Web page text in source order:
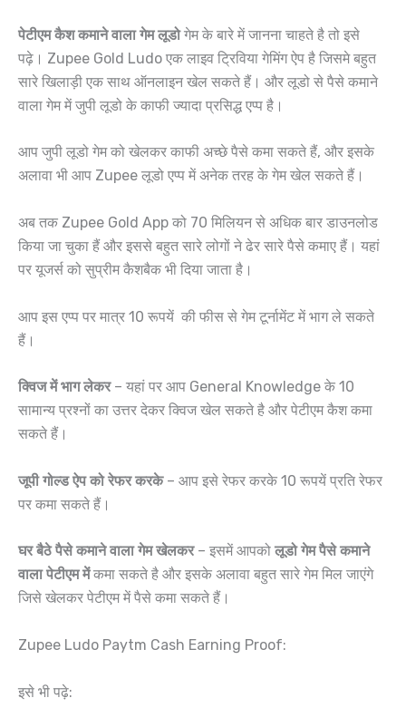
पेटीएम कैश कमाने वाला गेम लूडोगेम के बारे में जानना चाहते है तो इसे
पढ़े। Zupee Gold Ludo एक लाइव ट्रिविया गेमिंग ऐप है जिसमे बहुत
सारे खिलाड़ी एक साथ ऑनलाइन खेल सकते हैं। और लूडो से पैसे कमाने
वाला गेम में जुपी लूडो के काफी ज्यादा प्रसिद्ध एप्प है।
आप जुपी लूडो गेम को खेलकर काफी अच्छे पैसे कमा सकते हैं, और इसके
अलावा भी आप Zupee लूडो एप्प में अनेक तरह के गेम खेल सकते हैं।
अब तक Zupee Gold App को 70 मिलियन से अधिक बार डाउनलोड
किया जा चुका हैं और इससे बहुत सारे लोगों ने ढेर सारे पैसे कमाए हैं। यहां
पर यूजर्स को सुप्रीम कैशबैक भी दिया जाता है।
आप इस एप्प पर मात्र 10 रूपयें की फीस से गेम टूर्नामेंट में भाग ले सकते
हैं।
क्विज में भाग लेकर– यहां पर आप General Knowledge के 10
सामान्य प्रश्नों का उत्तर देकर क्विज खेल सकते है और पेटीएम कैश कमा
सकते हैं।
जूपी गोल्ड ऐप को रेफर करके– आप इसे रेफर करके 10 रूपयें प्रति रेफर
पर कमा सकते हैं।
घर बैठे पैसे कमाने वाला गेम खेलकर– इसमें आपको लूडो गेम पैसे कमाने
वाला पेटीएम मेंकमा सकते है और इसके अलावा बहुत सारे गेम मिल जाएंगे
जिसे खेलकर पेटीएम में पैसे कमा सकते हैं।
Zupee Ludo Paytm Cash Earning Proof:
इसे भी पढ़े: